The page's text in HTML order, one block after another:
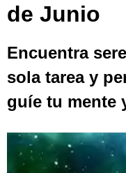
de Junio
Encuentra
sola tarea y
guíe tu mente